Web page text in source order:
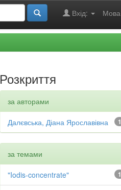
Мова
Вхід:
Розкриття
за авторами
1
Далєвська, Діана Ярославівна
за темами
1
"Iodis-concentrate"